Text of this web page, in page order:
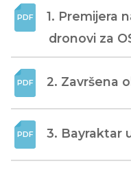
1. Premijera
dronovi za
2. Završena
3. Bayraktar